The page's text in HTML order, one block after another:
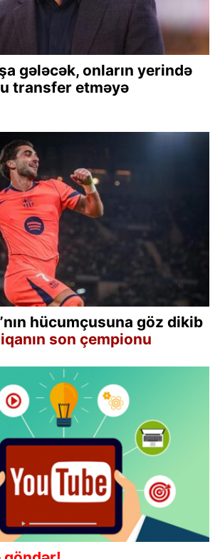
gələcək, onların yerində
transfer etməyə
hücumçusuna göz dikib
son çempionu